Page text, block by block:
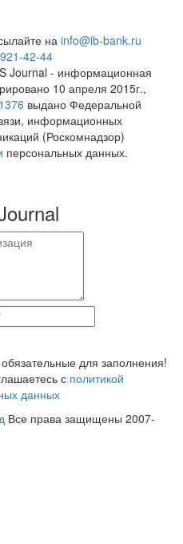
на info@ib-bank.ru
42-44
Journal - информационная
10 апреля 2015г.,
выдано Федеральной
информационных
(Роскомнадзор)
персональных данных.
для заполнения!
с политикой
данных
Все права защищены 2007-